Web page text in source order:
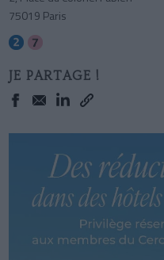
75019 Paris
JE PARTAGE !